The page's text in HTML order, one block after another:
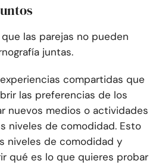
las parejas no pueden
juntas.
compartidas que
las preferencias de los
nuevos medios o actividades
niveles de comodidad. Esto
niveles de comodidad y
qué es lo que quieres probar